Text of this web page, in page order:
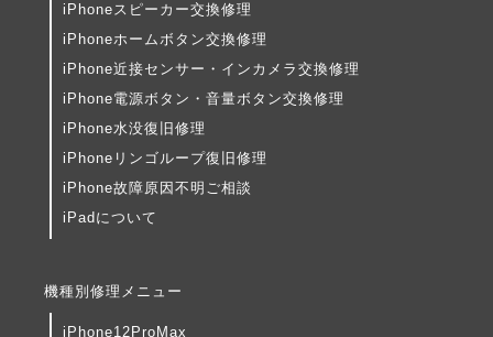
iPhoneスピーカー交換修理
iPhoneホームボタン交換修理
iPhone近接センサー・インカメラ交換修理
iPhone電源ボタン・音量ボタン交換修理
iPhone水没復旧修理
iPhoneリンゴループ復旧修理
iPhone故障原因不明ご相談
iPadについて
機種別修理メニュー
iPhone12ProMax